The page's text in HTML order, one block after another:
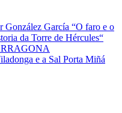
González García “O faro e o
da Torre de Hércules“
e a Sal Porta Miñá